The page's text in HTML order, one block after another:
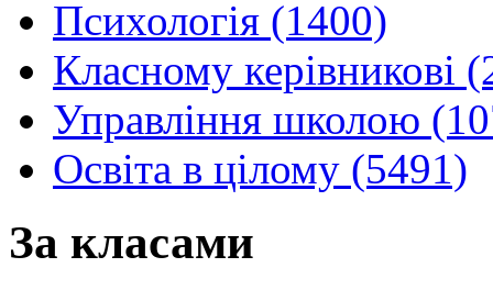
Психологія (1400)
Класному керівникові
Управління школою
Освіта в цілому (5491)
За класами